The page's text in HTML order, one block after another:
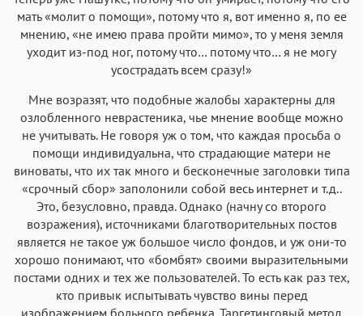
мать «молит о помощи», потому что я, вот именно я, по ее
мнению, «не имею права пройти мимо», то у меня земля
уходит из-под ног, потому что… потому что… я не могу
усострадать всем сразу!»
Мне возразят, что подобные жалобы характерны для
озлобленного неврастеника, чье мнение вообще можно
не учитывать. Не говоря уж о том, что каждая просьба о
помощи индивидуальна, что страдающие матери не
виноваты, что их так много и бесконечные заголовки типа
«срочный сбор» заполонили собой весь интернет и т.д..
Это, безусловно, правда. Однако (начну со второго
возражения), источниками благотворительных постов
является не такое уж большое число фондов, и уж они-то
хорошо понимают, что «бомбят» своими выразительными
постами одних и тех же пользователей. То есть как раз тех,
кто привык испытывать чувство вины перед
изображением больного ребенка. Таргетинговый метод